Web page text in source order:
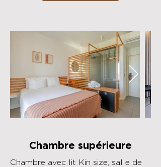
Chambre supérieure
Chambre avec lit Kin size, salle de